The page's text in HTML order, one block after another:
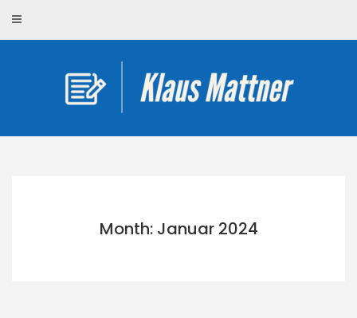
content
Month: Januar 2024